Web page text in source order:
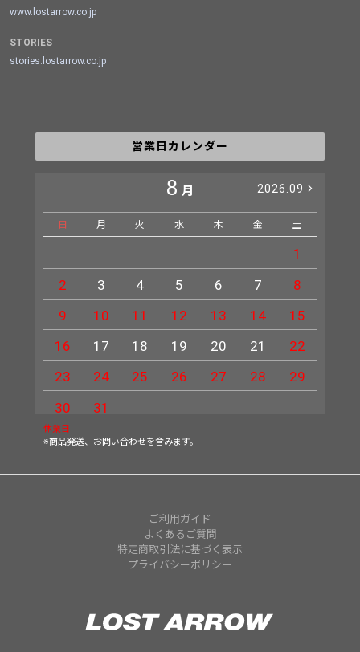
www.lostarrow.co.jp
STORIES
stories.lostarrow.co.jp
営業日カレンダー
8 月 2026.09
日 月 火 水 木 金 土
1
2
3 4 5 6 7
8
9
10 11 12 13 14
15
16
17 18 19 20 21
22
23
24 25 26 27 28
29
30
31
休業日
※商品発送、お問い合わせを含みます。
ご利用ガイド
よくあるご質問
特定商取引法に基づく表示
プライバシーポリシー